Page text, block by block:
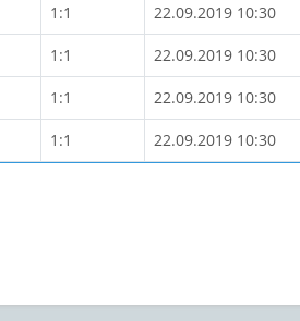
1:1 22.09.2019 10:30
1:1 22.09.2019 10:30
1:1 22.09.2019 10:30
1:1 22.09.2019 10:30